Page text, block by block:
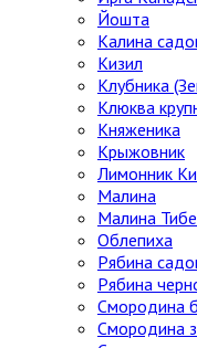
Йошта
Калина
Кизил
Клубника
Клюква
Княженика
Крыжовник
Лимонник
Малина
Малина
Облепиха
Рябина
Рябина
Смородина
Смородина